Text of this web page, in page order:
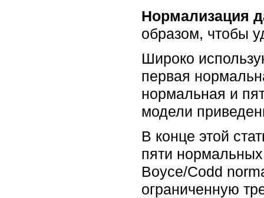
Нормализация
образом, чтобы
Широко
первая
нормальная и
модели
В конце этой
пяти
Boyce/Codd
ограниченную